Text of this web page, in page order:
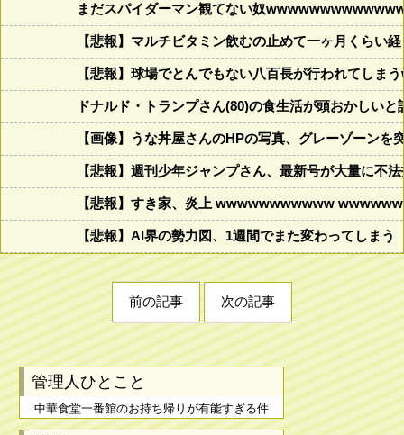
まだスパイダーマン観てない奴
【悲報】マルチビタミン飲むの止めて一ヶ月くらい
【悲報】球場でとんでもない八百長が行われてし
ドナルド・トランプさん(80)の食生活が頭おかしい
【画像】うな丼屋さんのHPの写真、グレーゾーンを
【悲報】週刊少年ジャンプさん、最新号が大量に不
【悲報】すき家、炎上 wwwwwwwwwww
【悲報】AI界の勢力図、1週間でまた変わってしまう
前の記事 次の記事
管理人ひとこと
中華食堂一番館のお持ち帰りが有能すぎる件